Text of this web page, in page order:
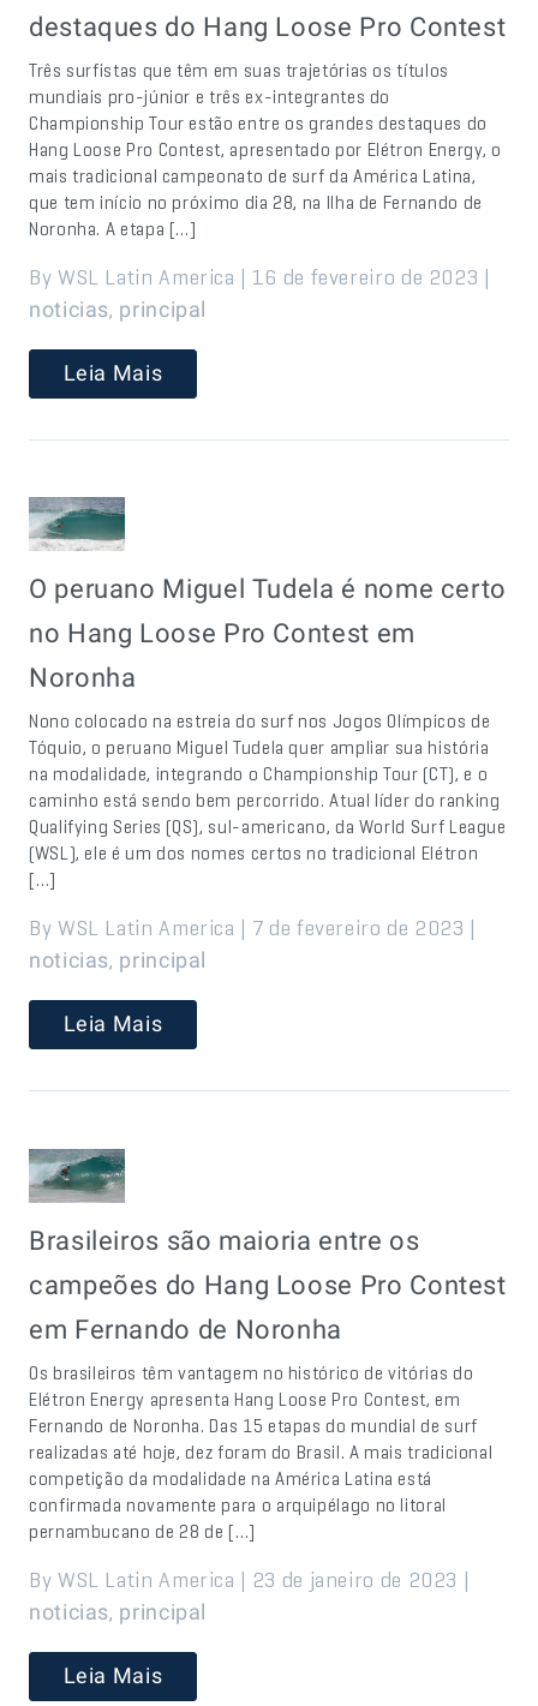
destaques do Hang Loose Pro Contest
Três surfistas que têm em suas trajetórias os títulos
mundiais pro-júnior e três ex-integrantes do
Championship Tour estão entre os grandes destaques do
Hang Loose Pro Contest, apresentado por Elétron Energy, o
mais tradicional campeonato de surf da América Latina,
que tem início no próximo dia 28, na Ilha de Fernando de
Noronha. A etapa […]
By WSL Latin America | 16 de fevereiro de 2023 |
noticias, principal
Leia Mais
O peruano Miguel Tudela é nome certo
no Hang Loose Pro Contest em
Noronha
Nono colocado na estreia do surf nos Jogos Olímpicos de
Tóquio, o peruano Miguel Tudela quer ampliar sua história
na modalidade, integrando o Championship Tour (CT), e o
caminho está sendo bem percorrido. Atual líder do ranking
Qualifying Series (QS), sul-americano, da World Surf League
(WSL), ele é um dos nomes certos no tradicional Elétron
[…]
By WSL Latin America | 7 de fevereiro de 2023 |
noticias, principal
Leia Mais
Brasileiros são maioria entre os
campeões do Hang Loose Pro Contest
em Fernando de Noronha
Os brasileiros têm vantagem no histórico de vitórias do
Elétron Energy apresenta Hang Loose Pro Contest, em
Fernando de Noronha. Das 15 etapas do mundial de surf
realizadas até hoje, dez foram do Brasil. A mais tradicional
competição da modalidade na América Latina está
confirmada novamente para o arquipélago no litoral
pernambucano de 28 de […]
By WSL Latin America | 23 de janeiro de 2023 |
noticias, principal
Leia Mais